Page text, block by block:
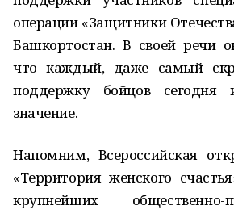
операции «Защитники
Башкортостан. В своей речи
что каждый, даже самый
поддержку бойцов сегодня
значение.
Напомним, Всероссийская
«Территория женского
крупнейших общественно-